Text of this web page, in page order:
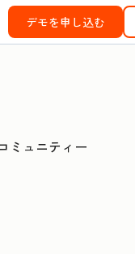
デモを申し込む
ミュニティー